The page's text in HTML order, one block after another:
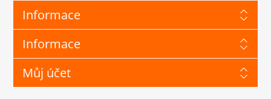
Informace
Informace
Můj účet